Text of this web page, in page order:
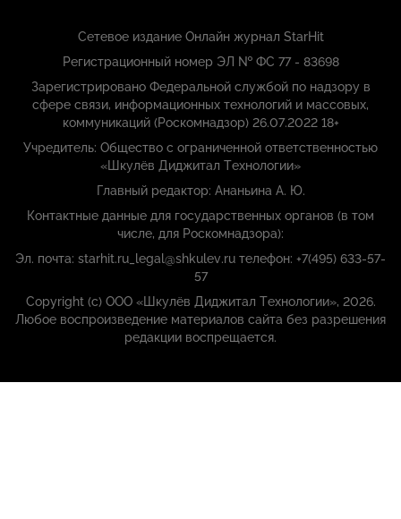
Сетевое издание Онлайн журнал StarHit
Регистрационный номер ЭЛ № ФС 77 - 83698
Зарегистрировано Федеральной службой по надзору в
сфере связи, информационных технологий и массовых,
коммуникаций (Роскомнадзор) 26.07.2022 18+
Учредитель: Общество с ограниченной ответственностью
«Шкулёв Диджитал Технологии»
Главный редактор: Ананьина А. Ю.
Контактные данные для государственных органов (в том
числе, для Роскомнадзора):
Эл. почта: starhit.ru_legal@shkulev.ru телефон: +7(495) 633-57-
57
Copyright (с) ООО «Шкулёв Диджитал Технологии», 2026.
Любое воспроизведение материалов сайта без разрешения
редакции воспрещается.